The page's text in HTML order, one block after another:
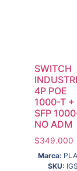
SWITCH
4P POE
1000-T +
SFP
NO ADM
$349.000
Marca:
SKU: